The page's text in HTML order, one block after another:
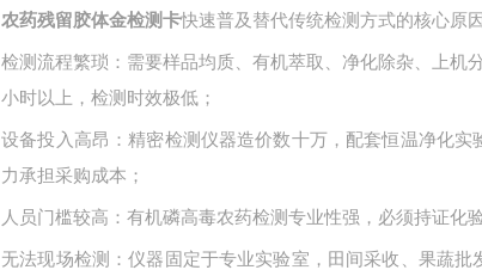
农药残留胶体金检测卡快速普及替代传统检测方式的核心原因
检测流程繁琐：需要样品均质、有机萃取、净化除杂、上
小时以上，检测时效极低；
设备投入高昂：精密检测仪器造价数十万，配套恒温净化
力承担采购成本；
人员门槛较高：有机磷高毒农药检测专业性强，必须持证化
无法现场检测：仪器固定于专业实验室，田间采收、果蔬